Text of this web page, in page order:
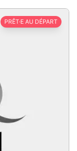
PRÊT·E AU DÉPART